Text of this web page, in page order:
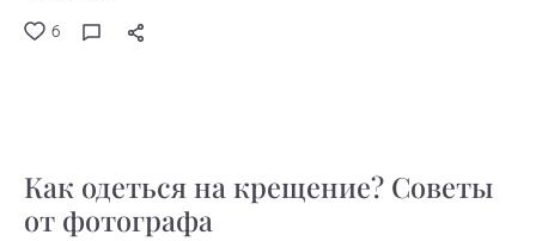
6
Как одеться на крещение? Советы
от фотографа